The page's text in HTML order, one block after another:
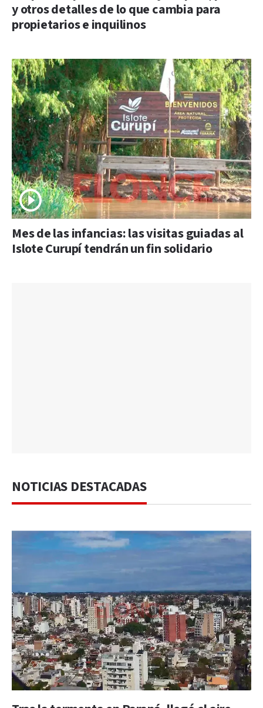
y otros detalles de lo que cambia para
propietarios e inquilinos
Mes de las infancias: las visitas guiadas al
Islote Curupí tendrán un fin solidario
NOTICIAS DESTACADAS